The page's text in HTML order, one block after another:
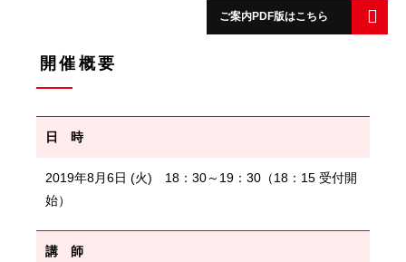
ご案内PDF版はこちら
開催概要
日 時
2019年8月6日 (火) 18：30～19：30（18：15 受付開
始）
講 師